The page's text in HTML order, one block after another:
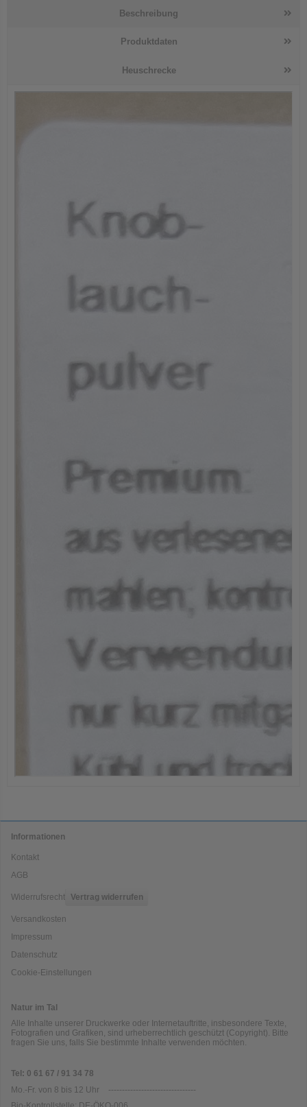
Beschreibung
Produktdaten
Heuschrecke
Informationen
Kontakt
AGB
Widerrufsrecht Vertrag widerrufen
Versandkosten
Impressum
Datenschutz
Cookie-Einstellungen
Natur im Tal
Alle Inhalte unserer Druckwerke oder Internetauftritte, insbesondere Texte,
Fotografien und Grafiken, sind urheberrechtlich geschützt (Copyright). Bitte
fragen Sie uns, falls Sie bestimmte Inhalte verwenden möchten.
Tel: 0 61 67 / 91 34 78
Mo.-Fr. von 8 bis 12 Uhr
--------------------------------